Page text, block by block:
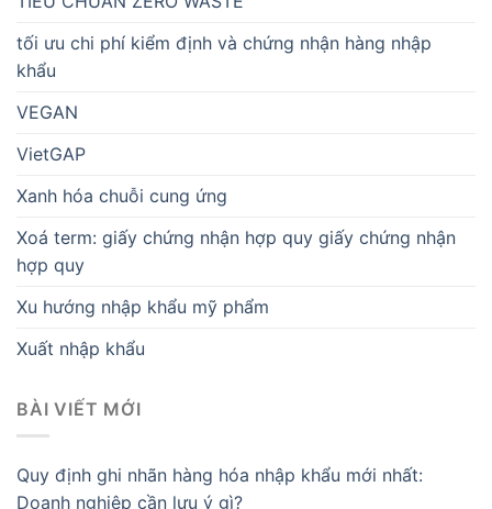
tối ưu chi phí kiểm định và chứng nhận hàng nhập
khẩu
VEGAN
VietGAP
Xanh hóa chuỗi cung ứng
Xoá term: giấy chứng nhận hợp quy giấy chứng nhận
hợp quy
Xu hướng nhập khẩu mỹ phẩm
Xuất nhập khẩu
BÀI VIẾT MỚI
Quy định ghi nhãn hàng hóa nhập khẩu mới nhất:
Doanh nghiệp cần lưu ý gì?